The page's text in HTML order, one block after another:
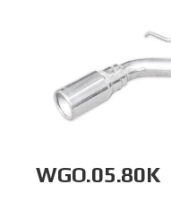
WGO.05.80K